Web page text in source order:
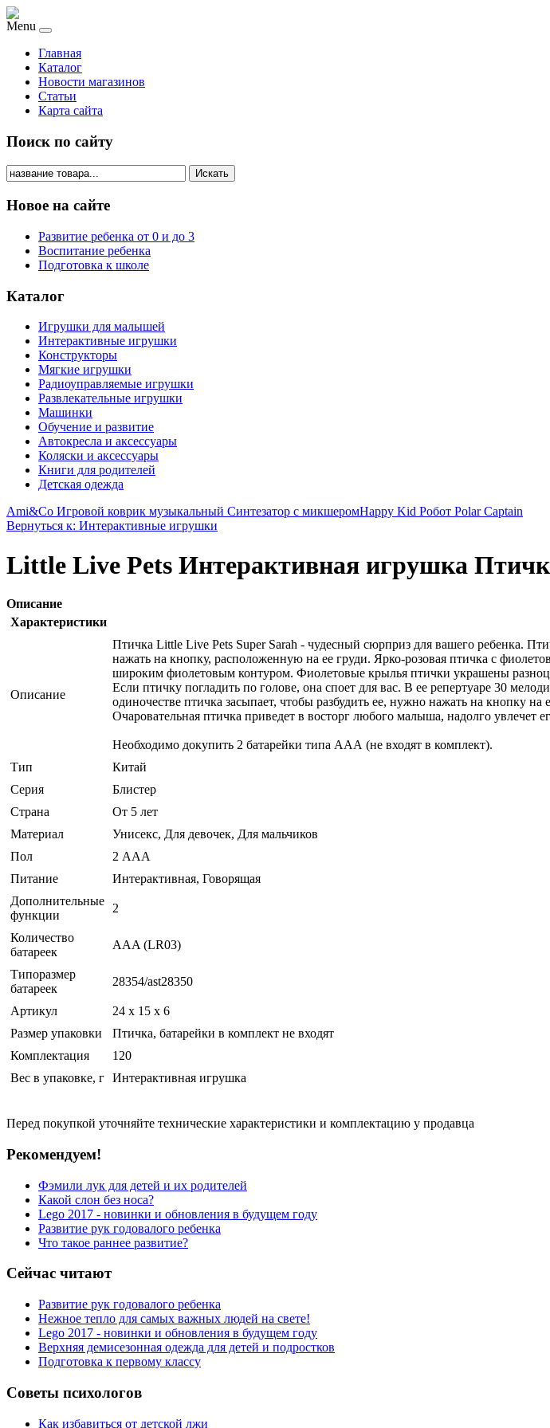
Menu
Главная
Каталог
Новости магазинов
Статьи
Карта сайта
Поиск по сайту
Искать
Новое на сайте
Развитие ребенка от 0 и до 3
Воспитание ребенка
Подготовка к школе
Каталог
Игрушки для малышей
Интерактивные игрушки
Конструкторы
Мягкие игрушки
Радиоуправляемые игрушки
Развлекательные игрушки
Машинки
Обучение и развитие
Автокресла и аксессуары
Коляски и аксессуары
Книги для родителей
Детская одежда
Ami&Co Игровой коврик музыкальный Синтезатор с микшеромHappy Kid Робот Polar Captain
Вернуться к: Интерактивные игрушки
Little Live Pets Интерактивная игрушка
Описание
Характеристики
Описание
Птичка Little Live Pets Super Sarah - чудесный сюрприз для вашего ребенка.
нажать на кнопку, расположенную на ее груди. Ярко-розовая птичка с
широким фиолетовым контуром. Фиолетовые крылья птички украшены
Если птичку погладить по голове, она споет для вас. В ее репертуаре 30
одиночестве птичка засыпает, чтобы разбудить ее, нужно нажать на кнопку
Очаровательная птичка приведет в восторг любого малыша, надолго увлечет
Необходимо докупить 2 батарейки типа AАА (не входят в комплект).
Тип
Китай
Серия
Блистер
Страна
От 5 лет
Материал
Унисекс, Для девочек, Для мальчиков
Пол
2 ААА
Питание
Интерактивная, Говорящая
Дополнительные
функции
2
Количество
батареек
AAA (LR03)
Типоразмер
батареек
28354/ast28350
Артикул
24 x 15 x 6
Размер упаковки
Птичка, батарейки в комплект не входят
Комплектация
120
Вес в упаковке, г Интерактивная игрушка
Перед покупкой уточняйте технические характеристики и комплектацию у продавца
Рекомендуем!
Фэмили лук для детей и их родителей
Какой слон без носа?
Lego 2017 - новинки и обновления в будущем году
Развитие рук годовалого ребенка
Что такое раннее развитие?
Сейчас читают
Развитие рук годовалого ребенка
Нежное тепло для самых важных людей на свете!
Lego 2017 - новинки и обновления в будущем году
Верхняя демисезонная одежда для детей и подростков
Подготовка к первому классу
Советы психологов
Как избавиться от детской лжи